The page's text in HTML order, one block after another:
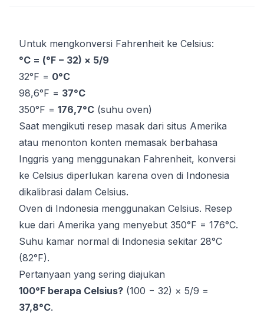
Untuk mengkonversi Fahrenheit ke Celsius:
°C = (°F − 32) × 5/9
32°F = 0°C
98,6°F = 37°C
350°F = 176,7°C (suhu oven)
Saat mengikuti resep masak dari situs Amerika
atau menonton konten memasak berbahasa
Inggris yang menggunakan Fahrenheit, konversi
ke Celsius diperlukan karena oven di Indonesia
dikalibrasi dalam Celsius.
Oven di Indonesia menggunakan Celsius. Resep
kue dari Amerika yang menyebut 350°F = 176°C.
Suhu kamar normal di Indonesia sekitar 28°C
(82°F).
Pertanyaan yang sering diajukan
100°F berapa Celsius? (100 − 32) × 5/9 =
37,8°C.